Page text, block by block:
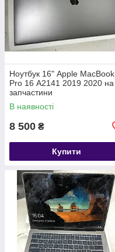
Ноутбук 16" Apple MacBook
Pro 16 А2141 2019 2020 на
запчастини
В наявності
8 500 ₴
Купити